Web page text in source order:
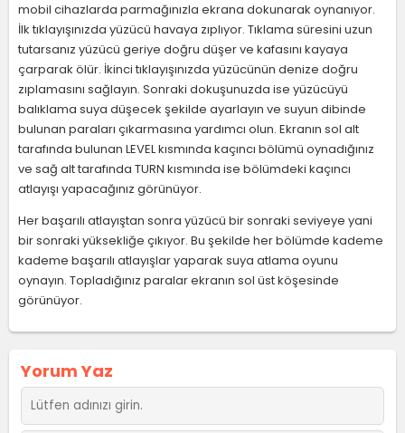
mobil cihazlarda parmağınızla ekrana dokunarak oynanıyor.
İlk tıklayışınızda yüzücü havaya zıplıyor. Tıklama süresini uzun
tutarsanız yüzücü geriye doğru düşer ve kafasını kayaya
çarparak ölür. İkinci tıklayışınızda yüzücünün denize doğru
zıplamasını sağlayın. Sonraki dokuşunuzda ise yüzücüyü
balıklama suya düşecek şekilde ayarlayın ve suyun dibinde
bulunan paraları çıkarmasına yardımcı olun. Ekranın sol alt
tarafında bulunan LEVEL kısmında kaçıncı bölümü oynadığınız
ve sağ alt tarafında TURN kısmında ise bölümdeki kaçıncı
atlayışı yapacağınız görünüyor.
Her başarılı atlayıştan sonra yüzücü bir sonraki seviyeye yani
bir sonraki yüksekliğe çıkıyor. Bu şekilde her bölümde kademe
kademe başarılı atlayışlar yaparak suya atlama oyunu
oynayın. Topladığınız paralar ekranın sol üst köşesinde
görünüyor.
Yorum Yaz